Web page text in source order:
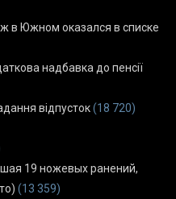
в Южном оказался в списке
надбавка до пенсії
відпусток(18 720)
19 ножевых ранений,
(13 359)